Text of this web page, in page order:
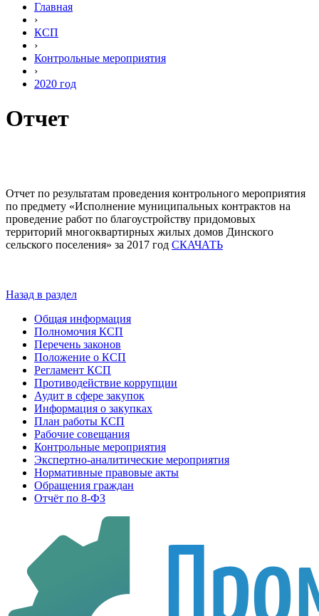
Главная
›
КСП
›
Контрольные мероприятия
›
2020 год
Отчет
Отчет по результатам проведения контрольного мероприятия
по предмету «Исполнение муниципальных контрактов на
проведение работ по благоустройству придомовых
территорий многоквартирных жилых домов Динского
сельского поселения» за 2017 год СКАЧАТЬ
Назад в раздел
Общая информация
Полномочия КСП
Перечень законов
Положение о КСП
Регламент КСП
Противодействие коррупции
Аудит в сфере закупок
Информация о закупках
План работы КСП
Рабочие совещания
Контрольные мероприятия
Экспертно-аналитические мероприятия
Нормативные правовые акты
Обращения граждан
Отчёт по 8-ФЗ